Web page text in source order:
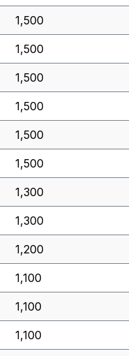
1,500
1,500
1,500
1,500
1,500
1,500
1,300
1,300
1,200
1,100
1,100
1,100